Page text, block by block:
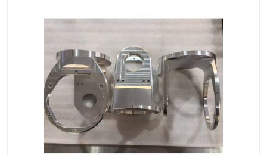
数控精密机加工
零部件机加工 机床零件加工
CNC加工 数控机床加工
不锈钢加工